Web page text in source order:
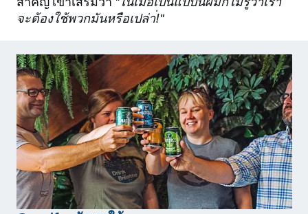
จะต้องใช้พวกมันหรือเปล่า่!"